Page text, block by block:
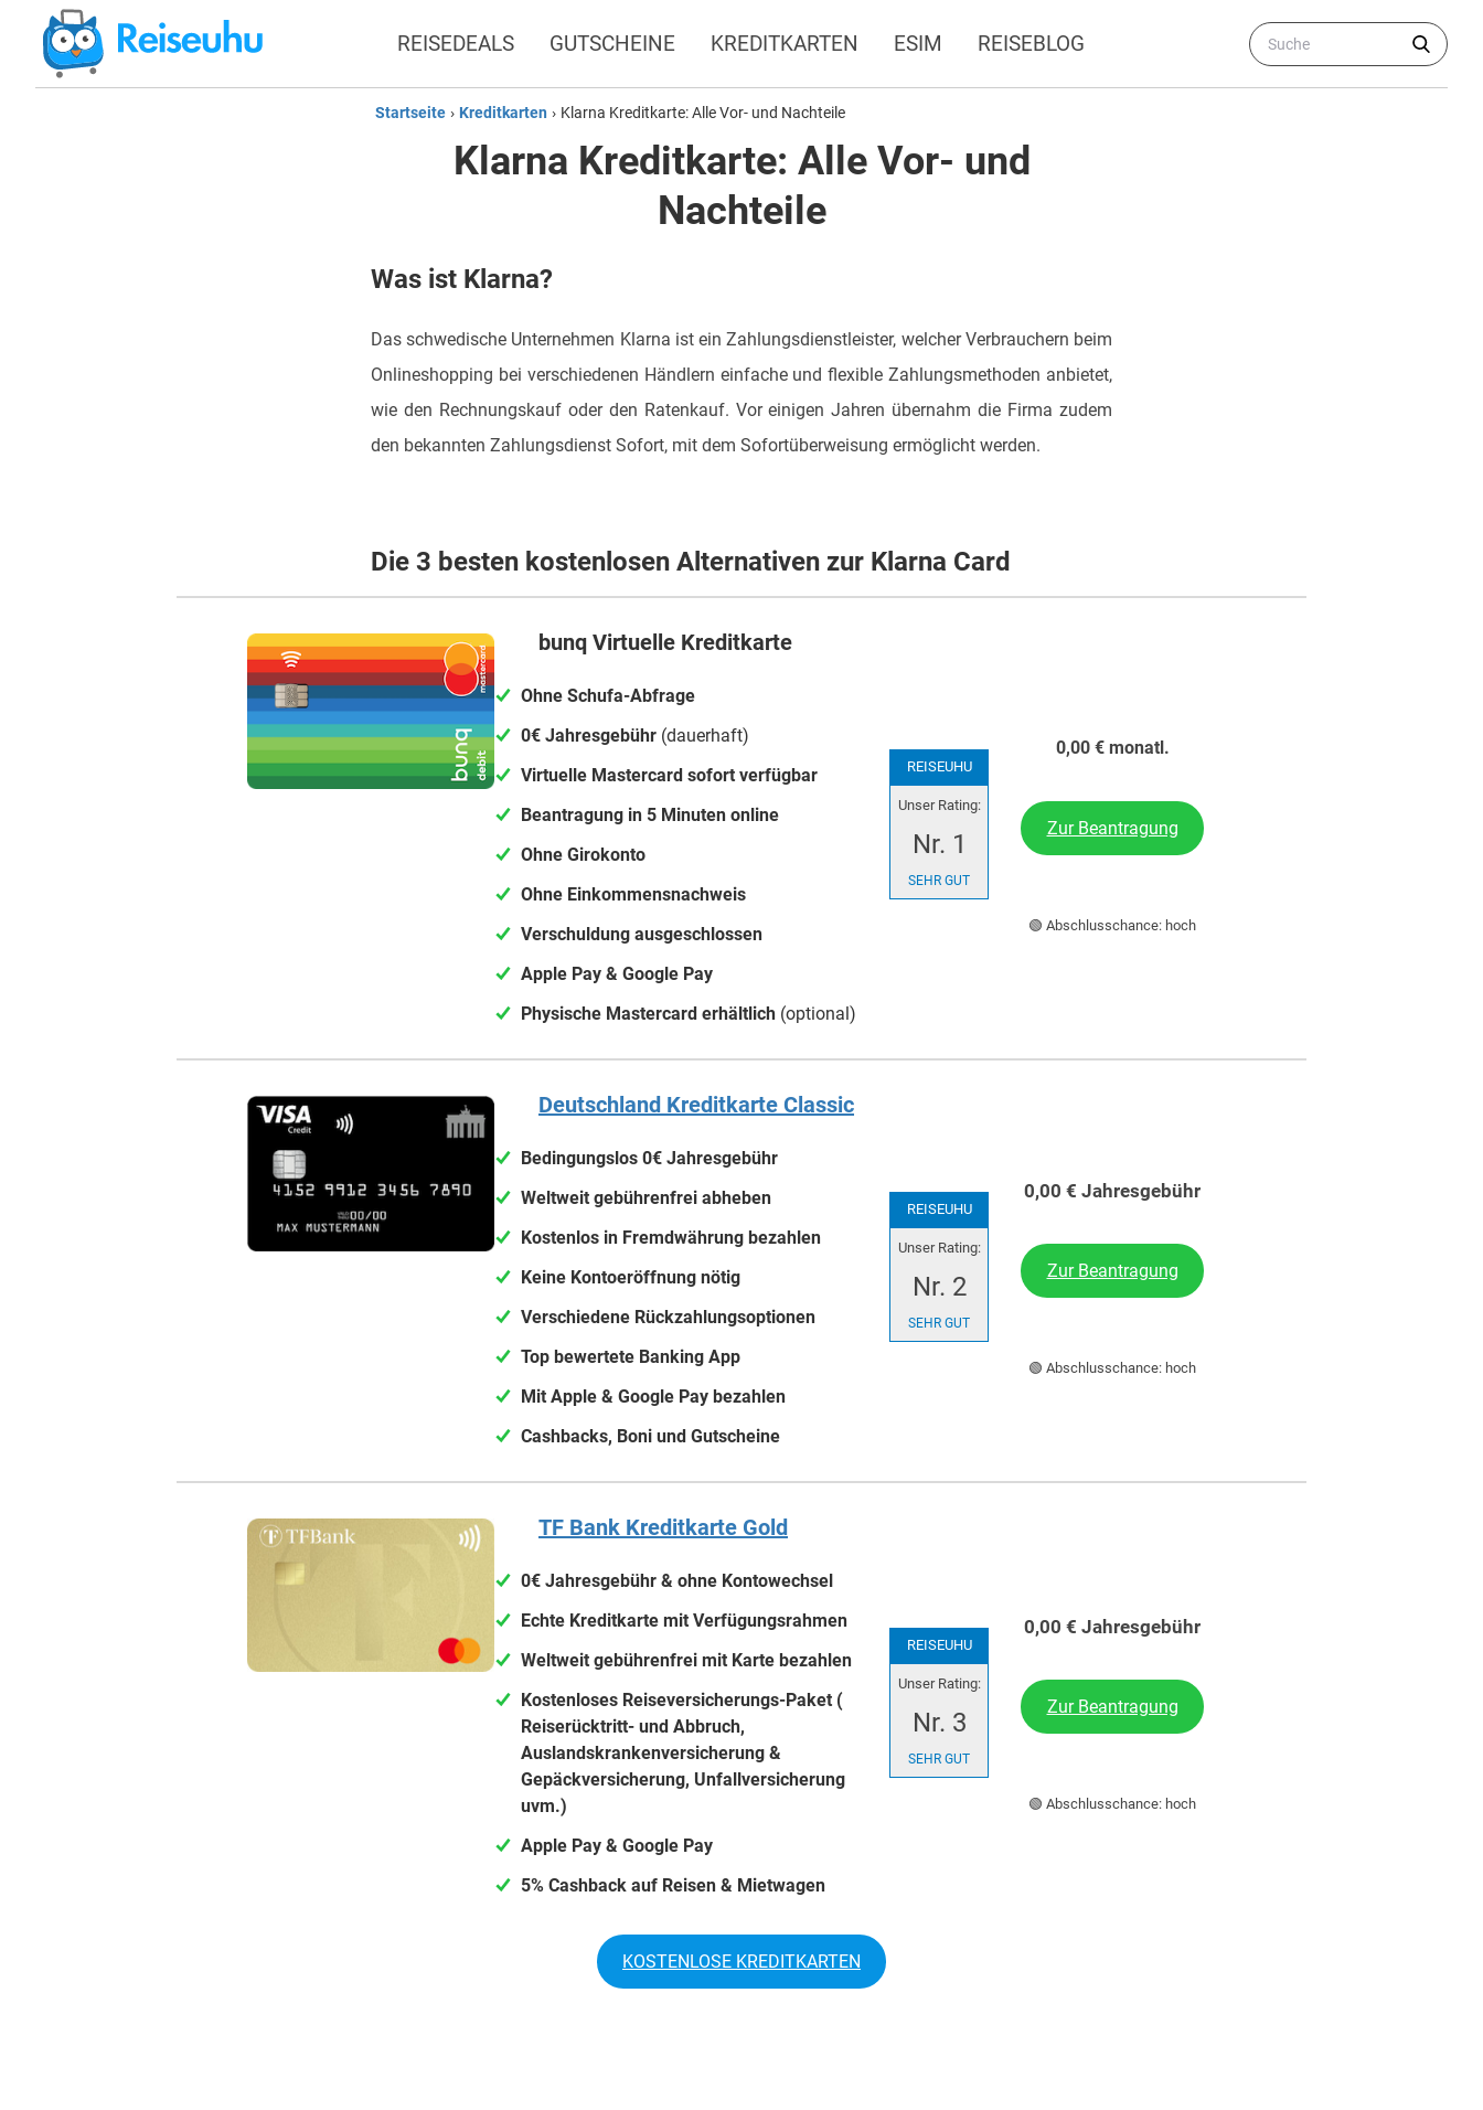
REISEDEALS GUTSCHEINE KREDITKARTEN ESIM REISEBLOG
Startseite › Kreditkarten › Klarna Kreditkarte: Alle Vor- und Nachteile
Klarna Kreditkarte: Alle Vor- und
Nachteile
Was ist Klarna?
Das schwedische Unternehmen Klarna ist ein Zahlungsdienstleister, welcher Verbrauchern beim
Onlineshopping bei verschiedenen Händlern einfache und flexible Zahlungsmethoden anbietet,
wie den Rechnungskauf oder den Ratenkauf. Vor einigen Jahren übernahm die Firma zudem
den bekannten Zahlungsdienst Sofort, mit dem Sofortüberweisung ermöglicht werden.
Die 3 besten kostenlosen Alternativen zur Klarna Card
bunq Virtuelle Kreditkarte
Ohne Schufa-Abfrage
0€ Jahresgebühr (dauerhaft)
Virtuelle Mastercard sofort verfügbar
Beantragung in 5 Minuten online
Ohne Girokonto
Ohne Einkommensnachweis
Verschuldung ausgeschlossen
Apple Pay & Google Pay
Physische Mastercard erhältlich (optional)
REISEUHU
Unser Rating:
Nr. 1
SEHR GUT
0,00 € monatl.
Zur Beantragung
🟢 Abschlusschance: hoch
Deutschland Kreditkarte Classic
Bedingungslos 0€ Jahresgebühr
Weltweit gebührenfrei abheben
Kostenlos in Fremdwährung bezahlen
Keine Kontoeröffnung nötig
Verschiedene Rückzahlungsoptionen
Top bewertete Banking App
Mit Apple & Google Pay bezahlen
Cashbacks, Boni und Gutscheine
REISEUHU
Unser Rating:
Nr. 2
SEHR GUT
0,00 € Jahresgebühr
Zur Beantragung
🟢 Abschlusschance: hoch
TF Bank Kreditkarte Gold
0€ Jahresgebühr &ohne Kontowechsel
Echte Kreditkarte mit Verfügungsrahmen
Weltweit gebührenfrei mit Karte bezahlen
Kostenloses Reiseversicherungs-Paket (
Reiserücktritt- und Abbruch,
Auslandskrankenversicherung &
Gepäckversicherung, Unfallversicherung
uvm.)
Apple Pay & Google Pay
5% Cashback auf Reisen & Mietwagen
REISEUHU
Unser Rating:
Nr. 3
SEHR GUT
0,00 € Jahresgebühr
Zur Beantragung
🟢 Abschlusschance: hoch
KOSTENLOSE KREDITKARTEN